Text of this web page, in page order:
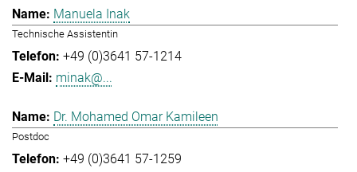
Manuela Inak
Technische Assistentin
+49 (0)3641 57-1214
minak@...
Dr. Mohamed Omar Kamileen
Postdoc
+49 (0)3641 57-1259